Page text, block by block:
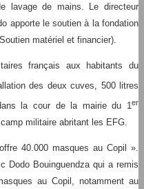
lavage de mains. Le directeur
apporte le soutien à la fondation
matériel et financier).
français aux habitants du
des deux cuves, 500 litres
la cour de la mairie du 1er
militaire abritant les EFG.
40.000 masques au Copil ».
Dodo Bouinguendza qui a remis
au Copil, notamment au